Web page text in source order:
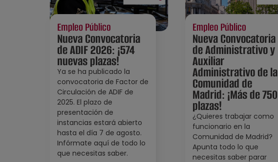
Empleo Público
Nueva Convocatoria
de ADIF 2026: ¡574
nuevas plazas!
Ya se ha publicado la
convocatoria de Factor de
Circulación de ADIF de
2025. El plazo de
presentación de
instancias estará abierto
hasta el día 7 de agosto.
Infórmate aquí de todo lo
que necesitas saber.
Empleo Público
Nueva Convocatoria
de Administrativo y
Auxiliar
Administrativo de la
Comunidad de
Madrid: ¡Más de 750
plazas!
¿Quieres trabajar como
funcionario en la
Comunidad de Madrid?
Apunta todo lo que
necesitas saber parar